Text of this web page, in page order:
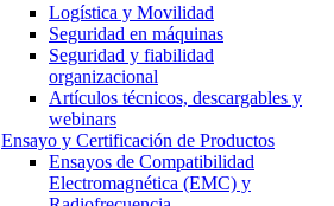
Logística y Movilidad
Seguridad en máquinas
Seguridad y fiabilidad
organizacional
Artículos técnicos, descargables y
webinars
Ensayo y Certificación de Productos
Ensayos de Compatibilidad
Electromagnética (EMC) y